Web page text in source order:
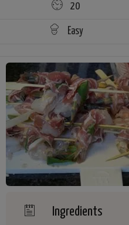
20
Easy
Ingredients